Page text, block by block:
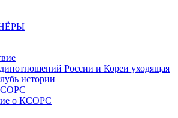
России и Кореи уходящая
истории
о КСОРС